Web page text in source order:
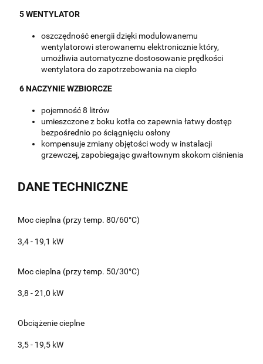
5WENTYLATOR
oszczędność energii dzięki modulowanemu
wentylatorowi sterowanemu elektronicznie który,
umożliwia automatyczne dostosowanie prędkości
wentylatora do zapotrzebowania na ciepło
6NACZYNIE WZBIORCZE
pojemność 8 litrów
umieszczone z boku kotła co zapewnia łatwy dostęp
bezpośrednio po ściągnięciu osłony
kompensuje zmiany objętości wody w instalacji
grzewczej, zapobiegając gwałtownym skokom ciśnienia
DANE TECHNICZNE
Moc cieplna (przy temp. 80/60°C)
3,4 - 19,1 kW
Moc cieplna (przy temp. 50/30°C)
3,8 - 21,0 kW
Obciążenie cieplne
3,5 - 19,5 kW